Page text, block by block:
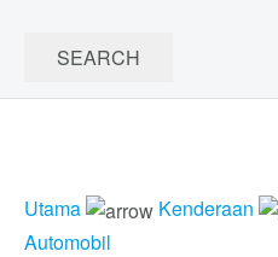
Utama Kenderaan
Automobil